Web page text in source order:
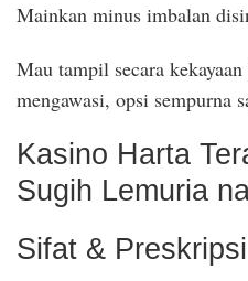
Mainkan minus imbalan
Mau tampil secara
mengawasi, opsi sempurna
Kasino Harta
Sugih Lemuria
Sifat &